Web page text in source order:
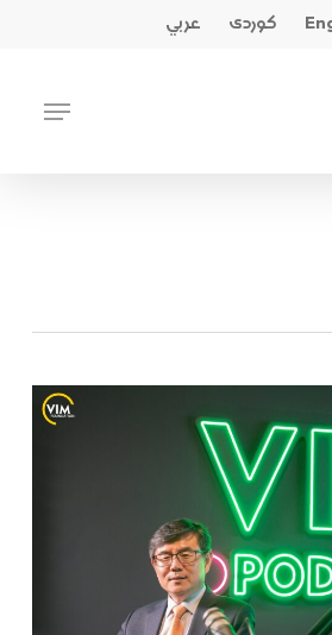
کوردی عربي
Menu